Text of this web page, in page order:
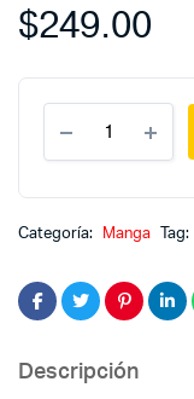
$249.00
araña!
9
Categoría: Manga Tag:
Descripción